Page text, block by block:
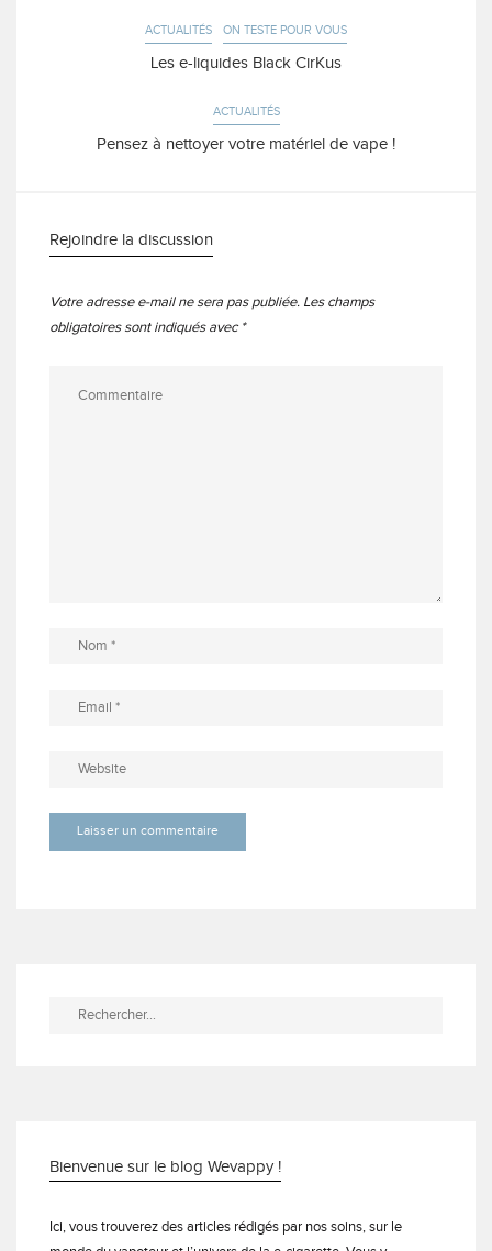
ACTUALITÉS ON TESTE POUR VOUS
Les e-liquides Black CirKus
ACTUALITÉS
Pensez à nettoyer votre matériel de vape !
Rejoindre la discussion
Votre adresse e-mail ne sera pas publiée. Les champs
obligatoires sont indiqués avec *
Rechercher :
Bienvenue sur le blog Wevappy !
Ici, vous trouverez des articles rédigés par nos soins, sur le